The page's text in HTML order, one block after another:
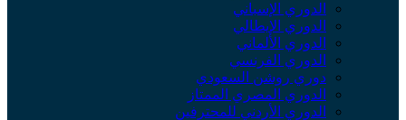
الدوري الإسباني
الدوري الإيطالي
الدوري الألماني
الدوري الفرنسي
دوري روشن السعودي
الدوري المصري الممتاز
الدوري الأردني للمحترفين